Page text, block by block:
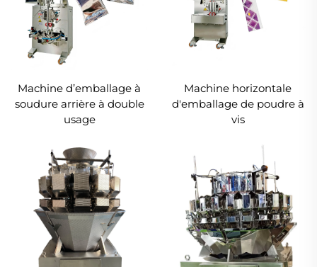
Machine d’emballage à
soudure arrière à double
usage
Machine horizontale
d'emballage de poudre à
vis